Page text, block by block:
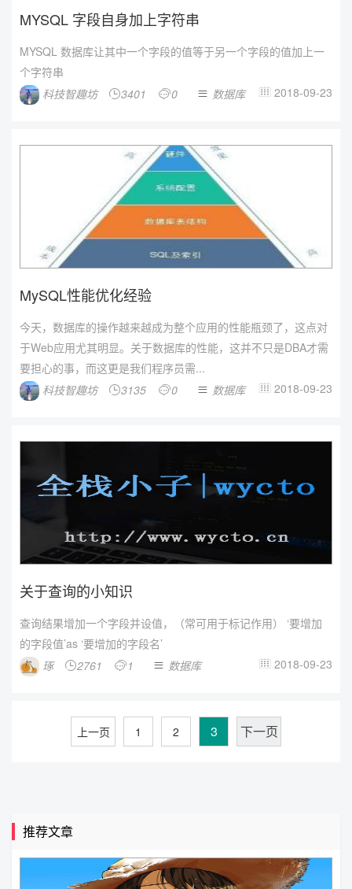
MYSQL 字段自身加上字符串
MYSQL 数据库让其中一个字段的值等于另一个字段的值加上一
个字符串
科技智趣坊
3401 0  数据库  2018-09-23
MySQL性能优化经验
今天，数据库的操作越来越成为整个应用的性能瓶颈了，这点对
于Web应用尤其明显。关于数据库的性能，这并不只是DBA才需
要担心的事，而这更是我们程序员需...
科技智趣坊
3135 0  数据库  2018-09-23
关于查询的小知识
查询结果增加一个字段并设值，（常可用于标记作用） ‘要增加
的字段值’as ‘要增加的字段名’
琢
2761 1  数据库  2018-09-23
上一页 1 2 3 下一页
推荐文章